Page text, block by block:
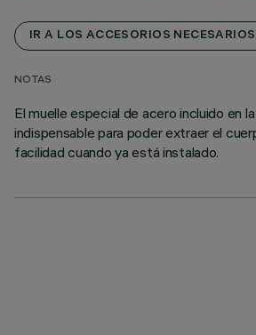
IR A LOS ACCESORIOS NECESARIOS
NOTAS
El muelle especial de acero incluido en
indispensable para poder extraer el
facilidad cuando ya está instalado.